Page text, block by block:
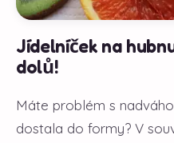
Jídelníček na
dolů!
Máte problém s
dostala do formy? V